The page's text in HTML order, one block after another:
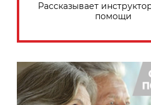
Рассказывает
помощи